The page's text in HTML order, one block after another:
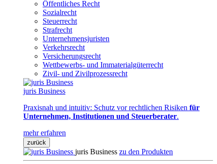
Öffentliches Recht
Sozialrecht
Steuerrecht
Strafrecht
Unternehmensjuristen
Verkehrsrecht
Versicherungsrecht
Wettbewerbs- und Immaterialgüterrecht
Zivil- und Zivilprozessrecht
juris Business
Praxisnah und intuitiv: Schutz vor rechtlichen Risiken für
Unternehmen, Institutionen und Steuerberater.
mehr erfahren
zurück
juris Business zu den Produkten